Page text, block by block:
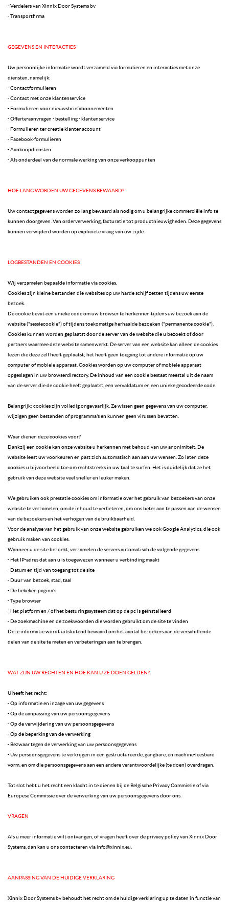
- Verdelers van Xinnix Door Systems bv
- Transportfirma
GEGEVENS EN INTERACTIES
Uw persoonlijke informatie wordt verzameld via formulieren en interacties met onze
diensten, namelijk:
- Contactformulieren
- Contact met onze klantenservice
- Formulieren voor nieuwsbriefabonnementen
- Offerte-aanvragen - bestelling - klantenservice
- Formulieren ter creatie klantenaccount
- Facebook-formulieren
- Aankoopdiensten
- Als onderdeel van de normale werking van onze verkooppunten
HOE LANG WORDEN UW GEGEVENS BEWAARD?
Uw contactgegevens worden zo lang bewaard als nodig om u belangrijke commerciële info te
kunnen doorgeven. Van orderverwerking, facturatie tot productnieuwigheden. Deze gegevens
kunnen verwijderd worden op expliciete vraag van uw zijde.
LOGBESTANDEN EN COOKIES
Wij verzamelen bepaalde informatie via cookies.
Cookies zijn kleine bestanden die websites op uw harde schijf zetten tijdens uw eerste
bezoek.
De cookie bevat een unieke code om uw browser te herkennen tijdens uw bezoek aan de
website ("sessiecookie") of tijdens toekomstige herhaalde bezoeken ("permanente cookie").
Cookies kunnen worden geplaatst door de server van de website die u bezoekt of door
partners waarmee deze website samenwerkt. De server van een website kan alleen de cookies
lezen die deze zelf heeft geplaatst; het heeft geen toegang tot andere informatie op uw
computer of mobiele apparaat. Cookies worden op uw computer of mobiele apparaat
opgeslagen in uw browserdirectory. De inhoud van een cookie bestaat meestal uit de naam
van de server die de cookie heeft geplaatst, een vervaldatum en een unieke gecodeerde code.
Belangrijk: cookies zijn volledig ongevaarlijk. Ze wissen geen gegevens van uw computer,
wijzigen geen bestanden of programma's en kunnen geen virussen bevatten.
Waar dienen deze cookies voor?
Dankzij een cookie kan onze website u herkennen met behoud van uw anonimiteit. De
website leest uw voorkeuren en past zich automatisch aan aan uw wensen. Zo laten deze
cookies u bijvoorbeeld toe om rechtstreeks in uw taal te surfen. Het is duidelijk dat ze het
gebruik van deze website veel sneller en leuker maken.
We gebruiken ook prestatie cookies om informatie over het gebruik van bezoekers van onze
website te verzamelen, om de inhoud te verbeteren, om ons beter aan te passen aan de wensen
van de bezoekers en het verhogen van de bruikbaarheid.
Voor de analyse van het gebruik van onze website gebruiken we ook Google Analytics, die ook
gebruik maken van cookies.
Wanneer u de site bezoekt, verzamelen de servers automatisch de volgende gegevens:
- Het IP-adres dat aan u is toegewezen wanneer u verbinding maakt
- Datum en tijd van toegang tot de site
- Duur van bezoek, stad, taal
- De bekeken pagina's
- Type browser
- Het platform en / of het besturingssysteem dat op de pc is geïnstalleerd
- De zoekmachine en de zoekwoorden die worden gebruikt om de site te vinden
Deze informatie wordt uitsluitend bewaard om het aantal bezoekers aan de verschillende
delen van de site te meten en verbeteringen aan te brengen.
WAT ZIJN UW RECHTEN EN HOE KAN U ZE DOEN GELDEN?
U heeft het recht:
- Op informatie en inzage van uw gegevens
- Op de aanpassing van uw persoonsgegevens
- Op de verwijdering van uw persoonsgegevens
- Op de beperking van de verwerking
- Bezwaar tegen de verwerking van uw persoonsgegevens
- Uw persoonsgegevens te verkrijgen in een gestructureerde, gangbare, en machine-leesbare
vorm, en om die persoonsgegevens aan een andere verantwoordelijke (te doen) overdragen.
Tot slot hebt u het recht een klacht in te dienen bij de Belgische Privacy Commissie of via
Europese Commissie over de verwerking van uw persoonsgegevens door ons.
VRAGEN
Als u meer informatie wilt ontvangen, of vragen heeft over de privacy policy van Xinnix Door
Systems, dan kan u ons contacteren via info@xinnix.eu.
AANPASSING VAN DE HUIDIGE VERKLARING
Xinnix Door Systems bv behoudt het recht om de huidige verklaring up te daten in functie van